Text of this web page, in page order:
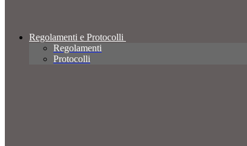
Regolamenti e Protocolli
Regolamenti
Protocolli